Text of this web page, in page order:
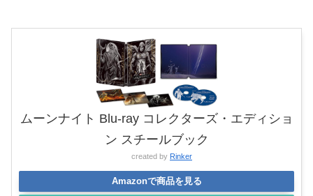
ムーンナイト Blu-ray コレクターズ・エディショ
ン スチールブック
created by Rinker
Amazonで商品を見る